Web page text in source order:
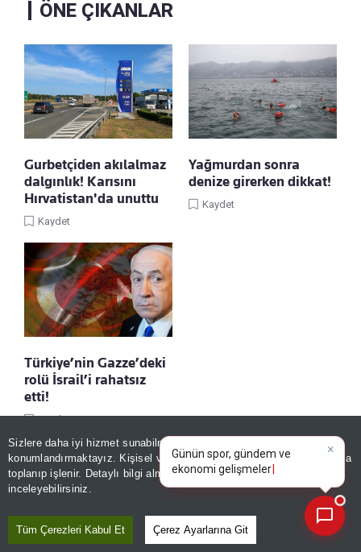
Sizlere daha iyi hizmet sunabilmek adına sitemizde
konumlandırmaktayız. Kişisel verileriniz, KVKK ve GDPR kapsamında
toplanıp işlenir. Detaylı bilgi almak içinAydınlatma Metnimizi
inceleyebilirsiniz.
Tüm Çerezleri Kabul Et Çerez Ayarlarına Git
ÖNE ÇIKANLAR
Gurbetçiden akılalmaz
dalgınlık! Karısını
Hırvatistan'da unuttu
Kaydet
Yağmurdan sonra
denize girerken dikkat!
Kaydet
Türkiye’nin Gazze’deki
rolü İsrail’i rahatsız
etti!
Kaydet
×
Günün spor, gündem ve
ekonomi gelişmelerini analiz
edin!